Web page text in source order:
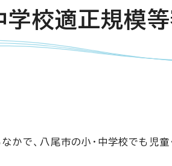
学校適正規模
かで、八尾市の小・中学校でも児